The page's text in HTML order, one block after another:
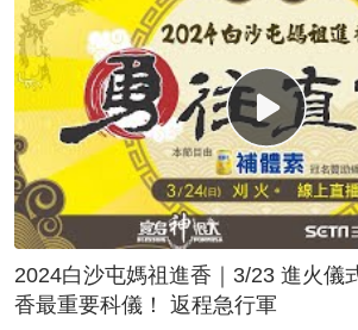
2024白沙屯媽祖進香｜3/23 進火儀
香最重要科儀！ 返程急行軍